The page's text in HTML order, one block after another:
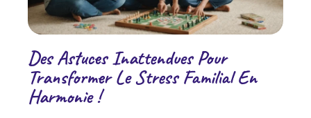
Des Astuces Inattendues Pour
Transformer Le Stress Familial En
Harmonie !